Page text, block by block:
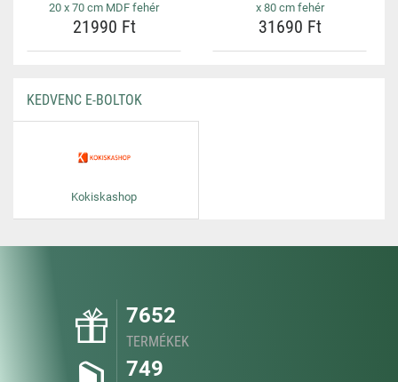
20 x 70 cm MDF fehér
21990 Ft
x 80 cm fehér
31690 Ft
KEDVENC E-BOLTOK
Kokiskashop
7652
TERMÉKEK
749